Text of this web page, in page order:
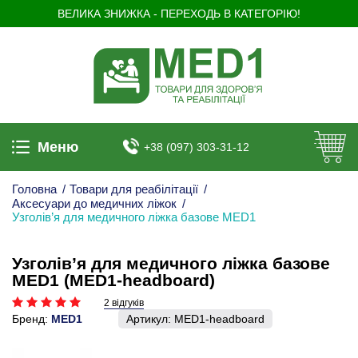
ВЕЛИКА ЗНИЖКА - ПЕРЕХОДЬ В КАТЕГОРІЮ!
Меню +38 (097) 303-31-12
Головна / Товари для реабілітації /
Аксесуари до медичних ліжок /
Узголів’я для медичного ліжка базове MED1
Узголів’я для медичного ліжка базове
MED1 (MED1-headboard)
2 відгуків
Бренд: MED1 Артикул: MED1-headboard